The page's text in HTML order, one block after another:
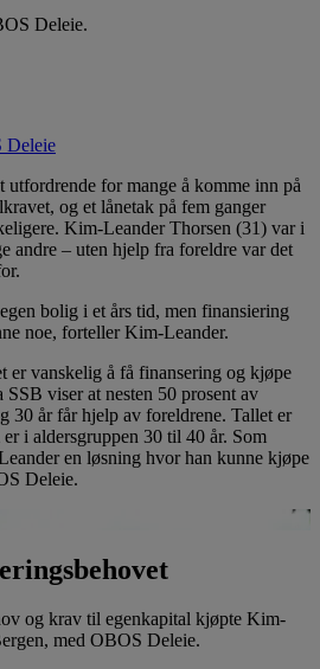
Deleie.
Deleie
for mange å komme inn på
og et lånetak på fem ganger
Kim-Leander Thorsen (31) var i
andre – uten hjelp fra foreldre var det
bolig i et års tid, men finansiering
noe, forteller Kim-Leander.
er vanskelig å få finansering og kjøpe
viser at nesten 50 prosent av
30 år får hjelp av foreldrene. Tallet er
i aldersgruppen 30 til 40 år. Som
en løsning hvor han kunne kjøpe
Deleie.
og krav til egenkapital kjøpte Kim-
med OBOS Deleie.